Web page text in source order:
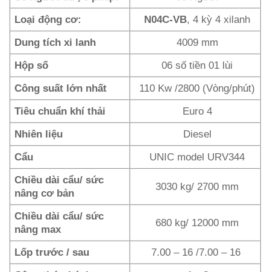
Loại động cơ:
N04C-VB, 4 kỳ 4 xilanh
Dung tích xi lanh
4009 mm
Hộp số
06 số tiền 01 lùi
Công suất lớn nhất
110 Kw /2800 (Vòng/phút)
Tiêu chuẩn khí thải
Euro 4
Nhiên liệu
Diesel
Cẩu
UNIC model URV344
Chiều dài cẩu/ sức
nâng cơ bản
3030 kg/ 2700 mm
Chiều dài cẩu/ sức
nâng max
680 kg/ 12000 mm
Lốp trước / sau
7.00 – 16 /7.00 – 16